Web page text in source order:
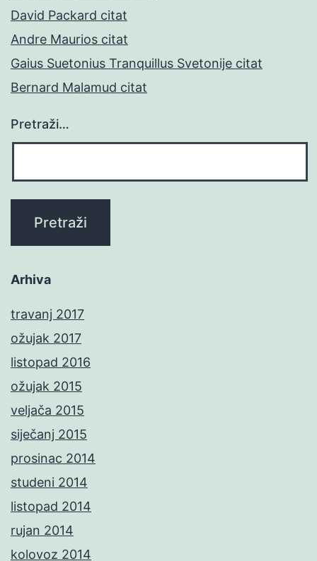
David Packard citat
Andre Maurios citat
Gaius Suetonius Tranquillus Svetonije citat
Bernard Malamud citat
Pretraži…
Arhiva
travanj 2017
ožujak 2017
listopad 2016
ožujak 2015
veljača 2015
siječanj 2015
prosinac 2014
studeni 2014
listopad 2014
rujan 2014
kolovoz 2014